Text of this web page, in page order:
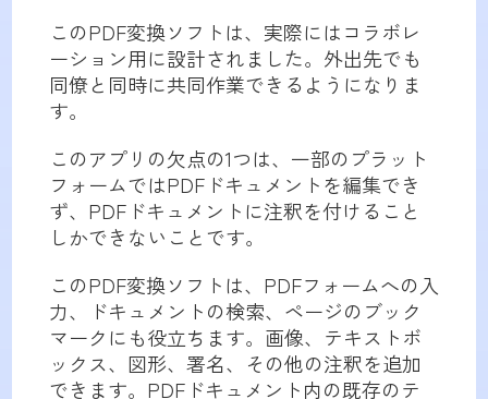
このPDF変換ソフトは、実際にはコラボレ
ーション用に設計されました。外出先でも
同僚と同時に共同作業できるようになりま
す。
このアプリの欠点の1つは、一部のプラット
フォームではPDFドキュメントを編集でき
ず、PDFドキュメントに注釈を付けること
しかできないことです。
このPDF変換ソフトは、PDFフォームへの入
力、ドキュメントの検索、ページのブック
マークにも役立ちます。画像、テキストボ
ックス、図形、署名、その他の注釈を追加
できます。PDFドキュメント内の既存のテ